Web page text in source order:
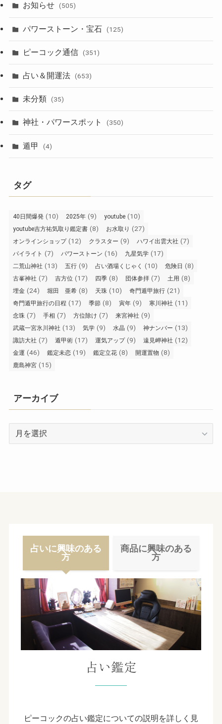
お知らせ (505)
パワーストーン・宝石 (125)
ピーコック通信 (351)
占い＆開運法 (653)
未分類 (35)
神社・パワースポット (350)
遁甲 (4)
タグ
40日間爆発 (10) 2025年 (9) youtube (10)
youtube吉方祐気取り鑑定書 (8) お水取り (27)
オンラインショップ(12) クラスター (9) ハワイ出雲大社 (7)
パイライト (7) パワーストーン (16) 九星気学 (17)
二荒山神社 (13) 五行 (9) 占い酒場くじゃく (10) 危険日 (8)
古峯神社 (7) 吉方位 (17) 四季 (8) 団体参拝 (7) 土用 (8)
埋金 (24) 堀田 亜希 (8) 天珠 (10) 奇門遁甲旅行 (21)
奇門遁甲旅行の日程 (17) 季節 (8) 寅年 (9) 寒川神社 (11)
念珠 (7) 手相 (7) 方位除け (7) 来宮神社 (9)
武蔵一宮氷川神社 (13) 気学 (9) 水晶 (9) 神ナンバー (13)
諏訪大社 (7) 遁甲術 (17) 運気アップ(9) 遠見岬神社 (12)
金運 (46) 鑑定未恋 (19) 鑑定立花 (8) 開運置物 (8)
鹿島神宮 (15)
アーカイブ
占いに興味のある
方
商品に興味のある
方
占い鑑定
ピーコックの占い鑑定についての説明を詳しく見